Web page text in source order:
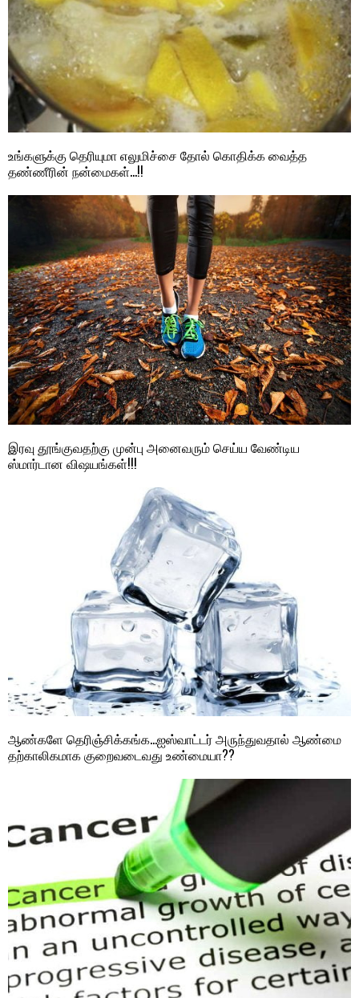
உங்களுக்கு தெரியுமா எலுமிச்சை தோல் கொதிக்க வைத்த
தண்ணீரின் நன்மைகள்…!!
இரவு தூங்குவதற்கு முன்பு அனைவரும் செய்ய வேண்டிய
ஸ்மார்டான விஷயங்கள்!!!
ஆண்களே தெரிஞ்சிக்கங்க…ஐஸ்வாட்டர் அருந்துவதால் ஆண்மை
தற்காலிகமாக குறைவடைவது உண்மையா??